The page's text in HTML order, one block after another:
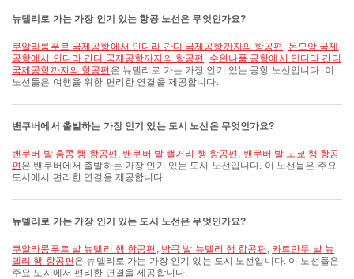
뉴델리로 가는 가장 인기 있는 항공 노선은 무엇인가요?
쿠알라룸푸르 국제공항에서 인디라 간디 국제공항까지의 항공편 , 돈므앙 국제
공항에서 인디라 간디 국제공항까지의 항공편 , 수완나품 공항에서 인디라 간디
국제공항까지의 항공편 은 뉴델리로 가는 가장 인기 있는 공항 노선입니다. 이
노선들은 여행을 위한 편리한 연결을 제공합니다.
밴쿠버에서 출발하는 가장 인기 있는 도시 노선은 무엇인가요?
밴쿠버 발 홍콩 행 항공편 , 밴쿠버 발 캘거리 행 항공편 , 밴쿠버 발 도쿄 행 항공
편 은 밴쿠버에서 출발하는 가장 인기 있는 도시 노선입니다. 이 노선들은 주요
도시에서 편리한 연결을 제공합니다.
뉴델리로 가는 가장 인기 있는 도시 노선은 무엇인가요?
쿠알라룸푸르 발 뉴델리 행 항공편 , 방콕 발 뉴델리 행 항공편 ,카트만두 발 뉴
델리 행 항공편 은 뉴델리로 가는 가장 인기 있는 도시 노선입니다. 이 노선들은
주요 도시에서 편리한 연결을 제공합니다.